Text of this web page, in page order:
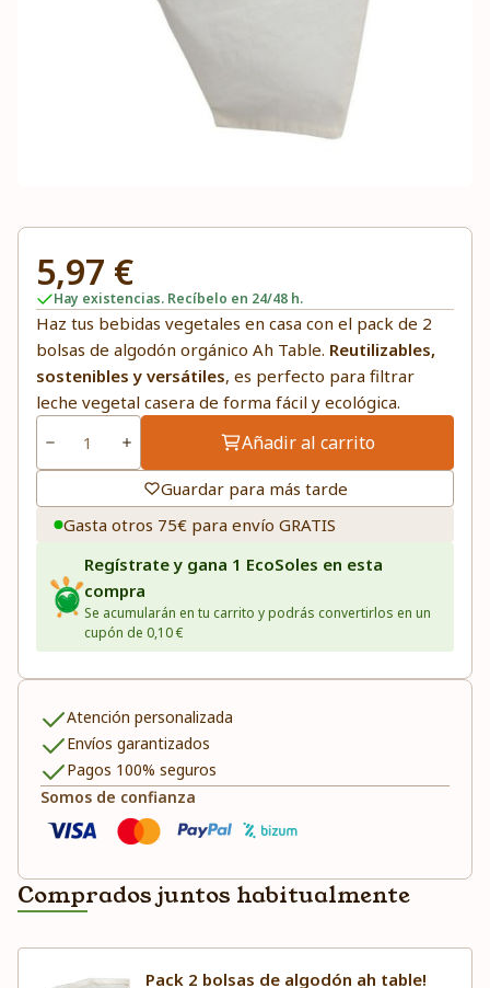
5,97 €
Hay existencias. Recíbelo en 24/48 h.
Haz tus bebidas vegetales en casa con el pack de 2
bolsas de algodón orgánico Ah Table. Reutilizables,
sostenibles y versátiles, es perfecto para filtrar
leche vegetal casera de forma fácil y ecológica.
Añadir al carrito
Guardar para más tarde
Gasta otros 75€ para envío GRATIS
Regístrate y gana 1 EcoSoles en esta
compra
Se acumularán en tu carrito y podrás convertirlos en un
cupón de 0,10 €
Atención personalizada
Envíos garantizados
Pagos 100% seguros
Somos de confianza
Comprados juntos habitualmente
Pack 2 bolsas de algodón ah table!